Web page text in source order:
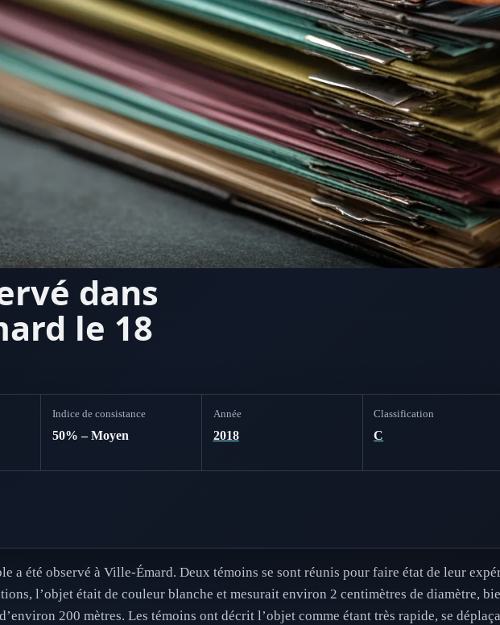
dans
le 18
Indice de consistance
50% – Moyen
Année
2018
Classification
C
a été observé à Ville-Émard. Deux témoins se sont réunis pour faire état de leur
l’objet était de couleur blanche et mesurait environ 2 centimètres de diamètre,
200 mètres. Les témoins ont décrit l’objet comme étant très rapide, se